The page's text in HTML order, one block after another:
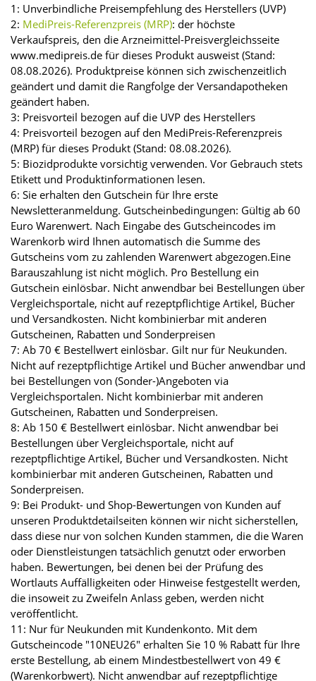
1: Unverbindliche Preisempfehlung des Herstellers (UVP)
2: MediPreis-Referenzpreis (MRP): der höchste
Verkaufspreis, den die Arzneimittel-Preisvergleichsseite
www.medipreis.de für dieses Produkt ausweist (Stand:
08.08.2026). Produktpreise können sich zwischenzeitlich
geändert und damit die Rangfolge der Versandapotheken
geändert haben.
3: Preisvorteil bezogen auf die UVP des Herstellers
4: Preisvorteil bezogen auf den MediPreis-Referenzpreis
(MRP) für dieses Produkt (Stand: 08.08.2026).
5: Biozidprodukte vorsichtig verwenden. Vor Gebrauch stets
Etikett und Produktinformationen lesen.
6: Sie erhalten den Gutschein für Ihre erste
Newsletteranmeldung. Gutscheinbedingungen: Gültig ab 60
Euro Warenwert. Nach Eingabe des Gutscheincodes im
Warenkorb wird Ihnen automatisch die Summe des
Gutscheins vom zu zahlenden Warenwert abgezogen.Eine
Barauszahlung ist nicht möglich. Pro Bestellung ein
Gutschein einlösbar. Nicht anwendbar bei Bestellungen über
Vergleichsportale, nicht auf rezeptpflichtige Artikel, Bücher
und Versandkosten. Nicht kombinierbar mit anderen
Gutscheinen, Rabatten und Sonderpreisen
7: Ab 70 € Bestellwert einlösbar. Gilt nur für Neukunden.
Nicht auf rezeptpflichtige Artikel und Bücher anwendbar und
bei Bestellungen von (Sonder-)Angeboten via
Vergleichsportalen. Nicht kombinierbar mit anderen
Gutscheinen, Rabatten und Sonderpreisen.
8: Ab 150 € Bestellwert einlösbar. Nicht anwendbar bei
Bestellungen über Vergleichsportale, nicht auf
rezeptpflichtige Artikel, Bücher und Versandkosten. Nicht
kombinierbar mit anderen Gutscheinen, Rabatten und
Sonderpreisen.
9: Bei Produkt- und Shop-Bewertungen von Kunden auf
unseren Produktdetailseiten können wir nicht sicherstellen,
dass diese nur von solchen Kunden stammen, die die Waren
oder Dienstleistungen tatsächlich genutzt oder erworben
haben. Bewertungen, bei denen bei der Prüfung des
Wortlauts Auffälligkeiten oder Hinweise festgestellt werden,
die insoweit zu Zweifeln Anlass geben, werden nicht
veröffentlicht.
11: Nur für Neukunden mit Kundenkonto. Mit dem
Gutscheincode "10NEU26" erhalten Sie 10 % Rabatt für Ihre
erste Bestellung, ab einem Mindestbestellwert von 49 €
(Warenkorbwert). Nicht anwendbar auf rezeptpflichtige